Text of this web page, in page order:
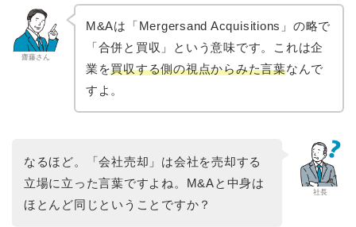
齋藤さん
M&Aは「Mergersand Acquisitions」の略で
「合併と買収」という意味です。これは企
業を買収する側の視点からみた言葉なんで
すよ。
社長
なるほど。「会社売却」は会社を売却する
立場に立った言葉ですよね。M&Aと中身は
ほとんど同じということですか？